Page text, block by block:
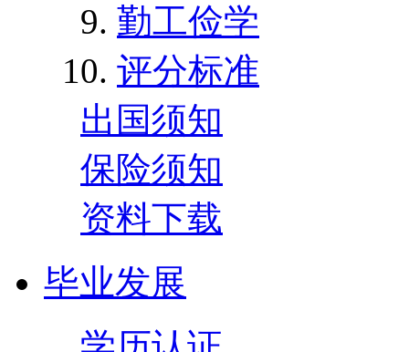
勤工俭学
评分标准
出国须知
保险须知
资料下载
毕业发展